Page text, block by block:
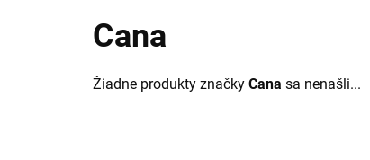
Cana
Žiadne produkty značky Cana sa nenašli...